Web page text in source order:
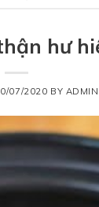
hư
07/2020 BY ADMIN